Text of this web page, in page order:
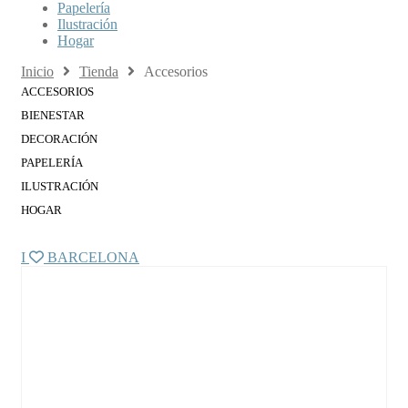
Papelería
Ilustración
Hogar
Inicio
Tienda Accesorios
ACCESORIOS
BIENESTAR
DECORACIÓN
PAPELERÍA
ILUSTRACIÓN
HOGAR
I BARCELONA